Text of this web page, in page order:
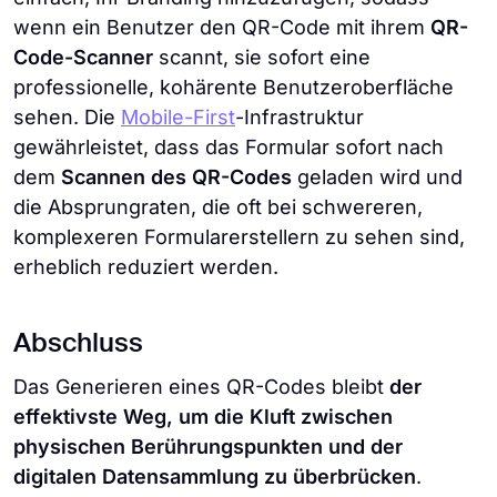
wenn ein Benutzer den QR-Code mit ihrem QR-
Code-Scanner scannt, sie sofort eine
professionelle, kohärente Benutzeroberfläche
sehen. Die Mobile-First-Infrastruktur
gewährleistet, dass das Formular sofort nach
dem Scannen des QR-Codes geladen wird und
die Absprungraten, die oft bei schwereren,
komplexeren Formularerstellern zu sehen sind,
erheblich reduziert werden.
Abschluss
Das Generieren eines QR-Codes bleibt der
effektivste Weg, um die Kluft zwischen
physischen Berührungspunkten und der
digitalen Datensammlung zu überbrücken.